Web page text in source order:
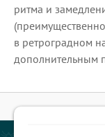
ритма и
в ретроградном
дополнительным